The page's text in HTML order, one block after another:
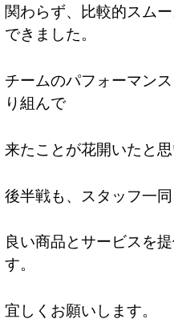
関わらず、比較的スム
できました。
チームのパフォーマン
り組んで
来たことが花開いたと思
後半戦も、スタッフ一
良い商品とサービスを
す。
宜しくお願いします。